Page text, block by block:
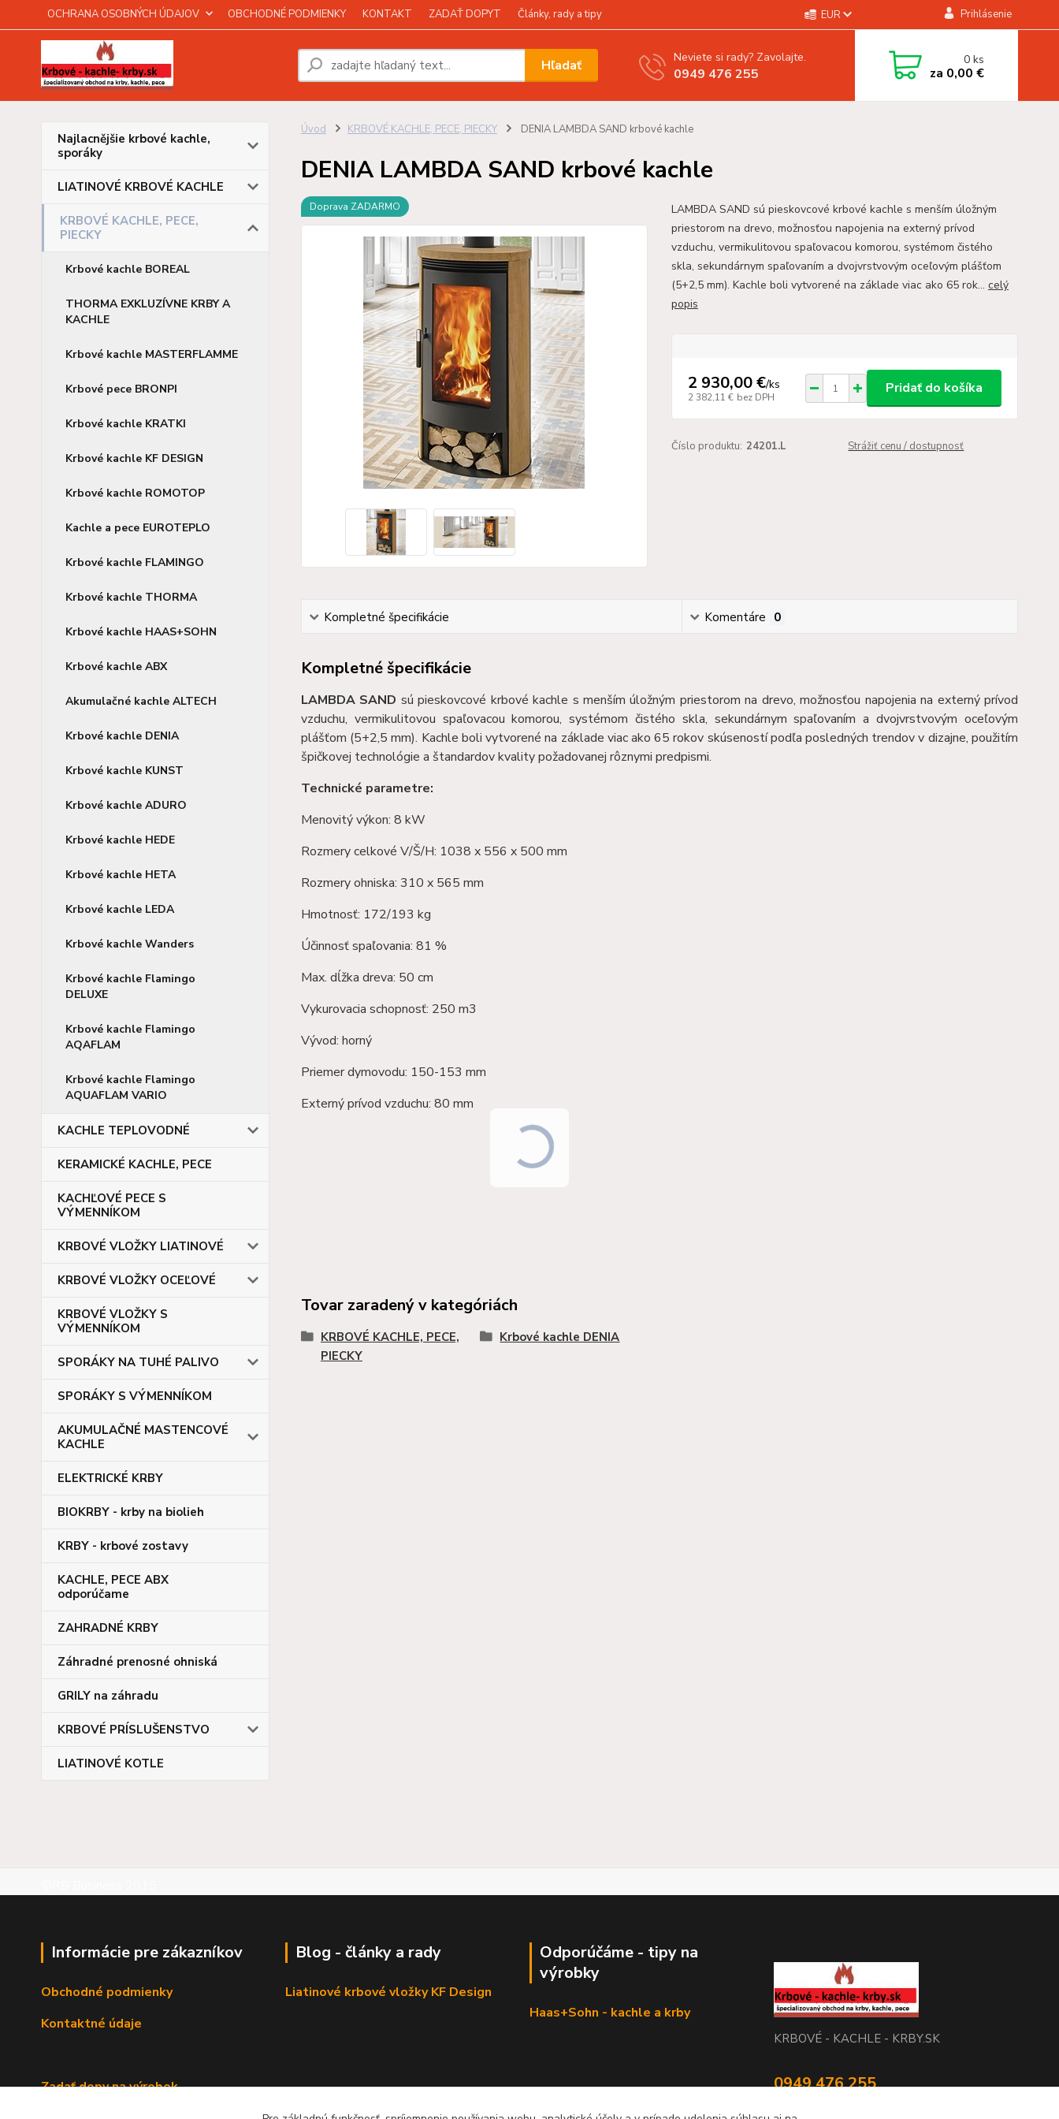
OCHRANA OSOBNÝCH ÚDAJOV OBCHODNÉ PODMIENKY KONTAKT ZADAŤ DOPYT Články, rady a tipy EUR Prihlásenie
Hľadať Neviete si rady? Zavolajte.
0949 476 255
0ks
za 0,00 €
Najlacnějšie krbové kachle,
sporáky
LIATINOVÉ KRBOVÉ KACHLE
KRBOVÉ KACHLE, PECE,
PIECKY
Krbové kachle BOREAL
THORMA EXKLUZÍVNE KRBY A
KACHLE
Krbové kachle MASTERFLAMME
Krbové pece BRONPI
Krbové kachle KRATKI
Krbové kachle KF DESIGN
Krbové kachle ROMOTOP
Kachle a pece EUROTEPLO
Krbové kachle FLAMINGO
Krbové kachle THORMA
Krbové kachle HAAS+SOHN
Krbové kachle ABX
Akumulačné kachle ALTECH
Krbové kachle DENIA
Krbové kachle KUNST
Krbové kachle ADURO
Krbové kachle HEDE
Krbové kachle HETA
Krbové kachle LEDA
Krbové kachle Wanders
Krbové kachle Flamingo
DELUXE
Krbové kachle Flamingo
AQAFLAM
Krbové kachle Flamingo
AQUAFLAM VARIO
KACHLE TEPLOVODNÉ
KERAMICKÉ KACHLE, PECE
KACHĽOVÉ PECE S
VÝMENNÍKOM
KRBOVÉ VLOŽKY LIATINOVÉ
KRBOVÉ VLOŽKY OCEĽOVÉ
KRBOVÉ VLOŽKY S
VÝMENNÍKOM
SPORÁKY NA TUHÉ PALIVO
SPORÁKY S VÝMENNÍKOM
AKUMULAČNÉ MASTENCOVÉ
KACHLE
ELEKTRICKÉ KRBY
BIOKRBY - krby na biolieh
KRBY - krbové zostavy
KACHLE, PECE ABX
odporúčame
ZAHRADNÉ KRBY
Záhradné prenosné ohniská
GRILY na záhradu
KRBOVÉ PRÍSLUŠENSTVO
LIATINOVÉ KOTLE
Úvod KRBOVÉ KACHLE, PECE, PIECKY DENIA LAMBDA SAND krbové kachle
DENIA LAMBDA SAND krbové kachle
Doprava ZADARMO
LAMBDA SAND sú pieskovcové krbové kachle s menším úložným
priestorom na drevo, možnosťou napojenia na externý prívod
vzduchu, vermikulitovou spaľovacou komorou, systémom čistého
skla, sekundárnym spaľovaním a dvojvrstvovým oceľovým plášťom
(5+2,5 mm). Kachle boli vytvorené na základe viac ako 65 rok... celý
popis
2 930,00 €/ks
2 382,11 € bez DPH
Pridať do košíka
Číslo produktu: 24201.L Strážiť cenu / dostupnosť
Kompletné špecifikácie Komentáre 0
Kompletné špecifikácie
LAMBDA SAND sú pieskovcové krbové kachle s menším úložným priestorom na drevo, možnosťou napojenia na externý prívod
vzduchu, vermikulitovou spaľovacou komorou, systémom čistého skla, sekundárnym spaľovaním a dvojvrstvovým oceľovým
plášťom (5+2,5 mm). Kachle boli vytvorené na základe viac ako 65 rokov skúseností podľa posledných trendov v dizajne, použitím
špičkovej technológie a štandardov kvality požadovanej rôznymi predpismi.
Technické parametre:
Menovitý výkon: 8 kW
Rozmery celkové V/Š/H: 1038 x 556 x 500 mm
Rozmery ohniska: 310 x 565 mm
Hmotnosť: 172/193 kg
Účinnosť spaľovania: 81 %
Max. dĺžka dreva: 50 cm
Vykurovacia schopnosť: 250 m3
Vývod: horný
Priemer dymovodu: 150-153 mm
Externý prívod vzduchu: 80 mm
Tovar zaradený v kategóriách
KRBOVÉ KACHLE, PECE,
PIECKY
Krbové kachle DENIA
Informácie pre zákazníkov
Obchodné podmienky
Kontaktné údaje
Zadať dopy na výrobok
Blog - články a rady
Liatinové krbové vložky KF Design
Odporúčáme - tipy na
výrobky
Haas+Sohn - kachle a krby
KRBOVÉ - KACHLE - KRBY.SK
0949 476 255